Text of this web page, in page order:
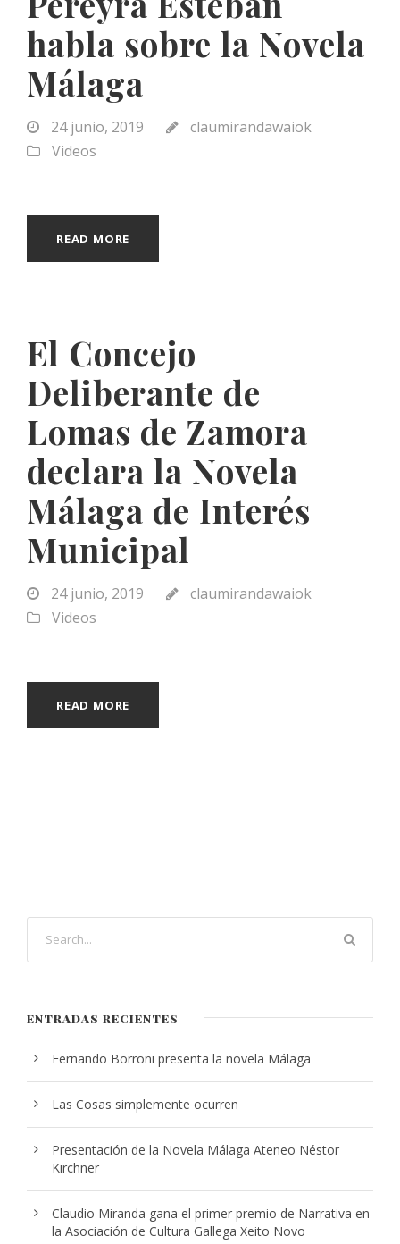
habla sobre la Novela
Málaga
24 junio, 2019
claumirandawaiok
Videos
READ MORE
El Concejo
Deliberante de
Lomas de Zamora
declara la Novela
Málaga de Interés
Municipal
24 junio, 2019
claumirandawaiok
Videos
READ MORE
ENTRADAS RECIENTES
Fernando Borroni presenta la novela Málaga
Las Cosas simplemente ocurren
Presentación de la Novela Málaga Ateneo Néstor
Kirchner
Claudio Miranda gana el primer premio de Narrativa en
la Asociación de Cultura Gallega Xeito Novo